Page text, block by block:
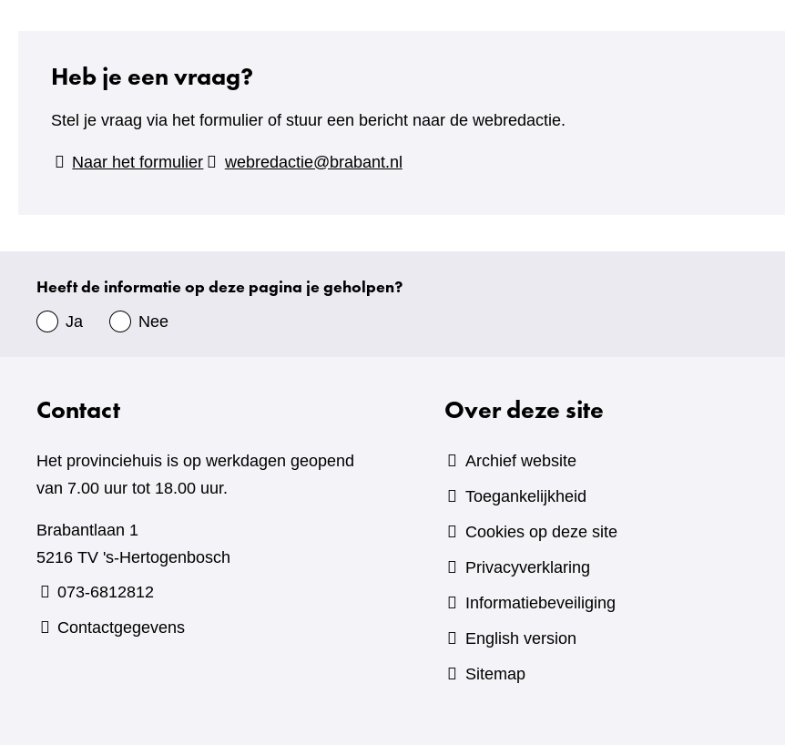
Heb je een vraag?
Stel je vraag via het formulier of stuur een bericht naar de webredactie.
Naar het formulier(verwijst
webredactie@brabant.nl
Uw
gegevens
Heeft de informatie op deze pagina je geholpen?
Ja Nee
Contact
Het provinciehuis is op werkdagen geopend
van 7.00 uur tot 18.00 uur.
Brabantlaan 1
5216 TV 's-Hertogenbosch
073-6812812
Contactgegevens
Over deze site
Archief website
Toegankelijkheid
Cookies op deze site
Privacyverklaring
Informatiebeveiliging
English version
Sitemap